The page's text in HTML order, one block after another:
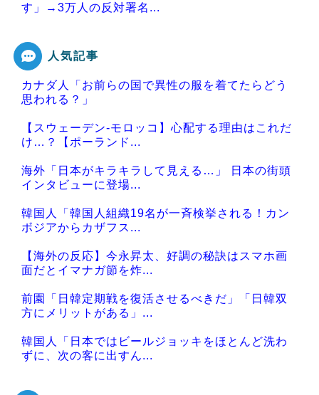
す」→3万人の反対署名...
Powered by livedoor 相互RSS
人気記事
カナダ人「お前らの国で異性の服を着てたらどう
思われる？」
【スウェーデン-モロッコ】心配する理由はこれだ
け…？【ポーランド...
海外「日本がキラキラして見える…」 日本の街頭
インタビューに登場...
韓国人「韓国人組織19名が一斉検挙される！カン
ボジアからカザフス...
【海外の反応】今永昇太、好調の秘訣はスマホ画
面だとイマナガ節を炸...
前園「日韓定期戦を復活させるべきだ」「日韓双
方にメリットがある」...
韓国人「日本ではビールジョッキをほとんど洗わ
ずに、次の客に出すん...